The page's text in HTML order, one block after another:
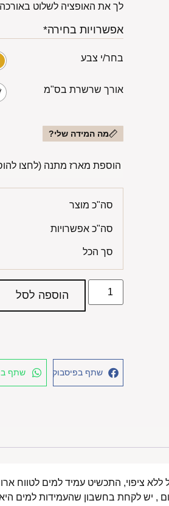
לך את האופציה לשלוט
אפשרויות בחירה*
בחר/י צבע
אורך שרשרת בס"מ
מה המידה שלי?
הוספת מארז מתנה (לחצו
סה"כ מוצר
סה"כ אפשרויות
סך הכל
הוספה לסל
שתף בפיסבוק שתף
, יש לקחת בחשבון שהעמידות למים